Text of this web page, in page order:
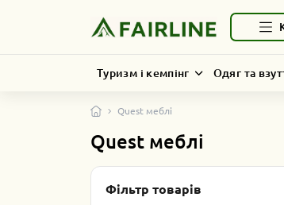
Туризм і кемпінг Одяг та
Quest меблі
Quest меблі
Фільтр товарів